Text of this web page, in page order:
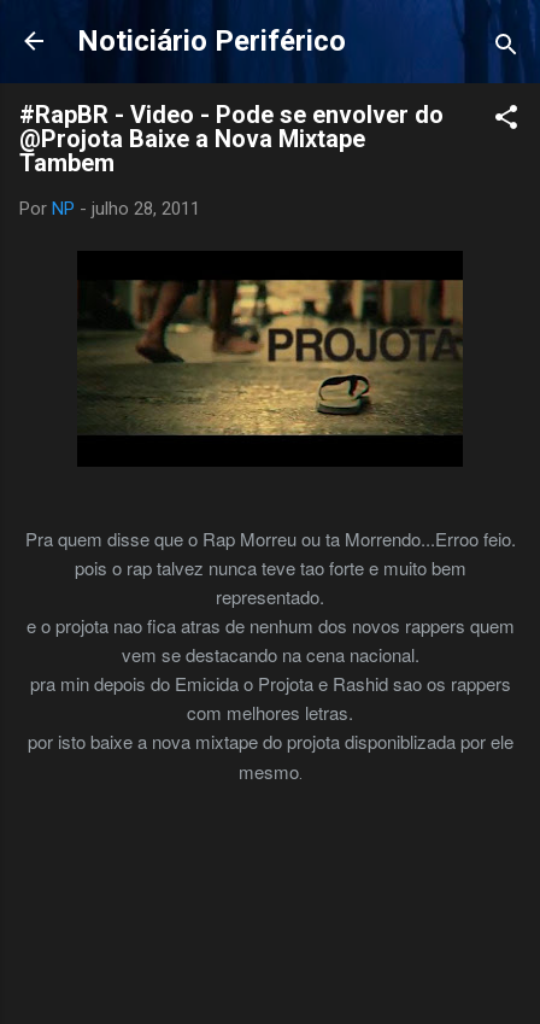
Pular para o conteúdo principal
Noticiário Periférico
#RapBR - Video - Pode se envolver do
@Projota Baixe a Nova Mixtape
Tambem
Por NP - julho 28, 2011
Pra quem disse que o Rap Morreu ou ta Morrendo...Erroo feio.
pois o rap talvez nunca teve tao forte e muito bem
representado.
e o projota nao fica atras de nenhum dos novos rappers quem
vem se destacando na cena nacional.
pra min depois do Emicida o Projota e Rashid sao os rappers
com melhores letras.
por isto baixe a nova mixtape do projota disponiblizada por ele
mesmo.